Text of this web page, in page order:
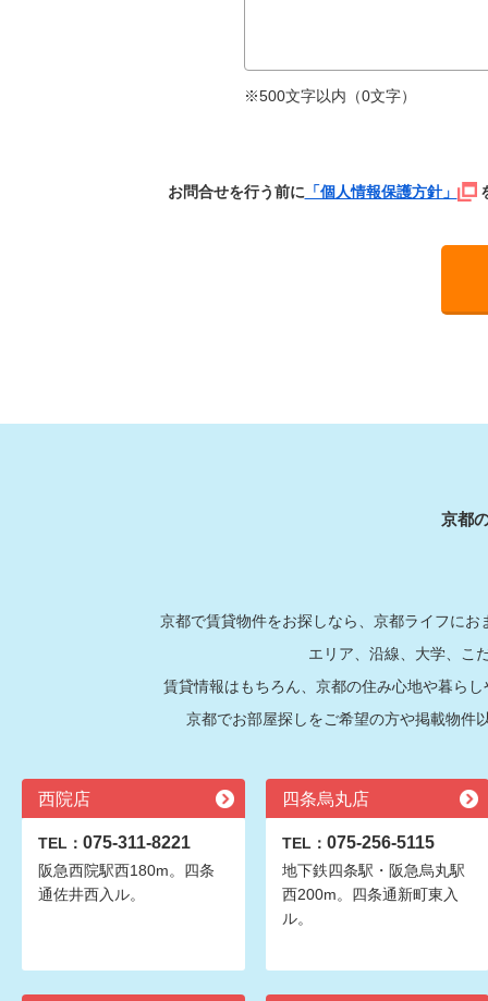
※500文字以内（0文字）
お問合せを行う前に「個人情報保護方針」
京都
京都で賃貸物件をお探しなら、京都ライフに
エリア、沿線、大学、こ
賃貸情報はもちろん、京都の住み心地や暮ら
京都でお部屋探しをご希望の方や掲載物件
西院店
TEL： 075-311-8221
阪急西院駅西180m。四条
通佐井西入ル。
四条烏丸店
TEL： 075-256-5115
地下鉄四条駅・阪急烏丸駅
西200m。四条通新町東入
ル。